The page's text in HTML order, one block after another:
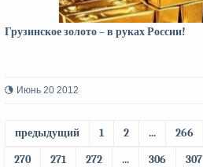
Грузинское золото – в руках России!
Июнь 20 2012
предыдущий 1 2 ... 266
270
271 272 ... 306 307